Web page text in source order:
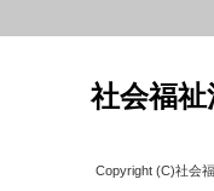
社会福
Copyright (C)社会